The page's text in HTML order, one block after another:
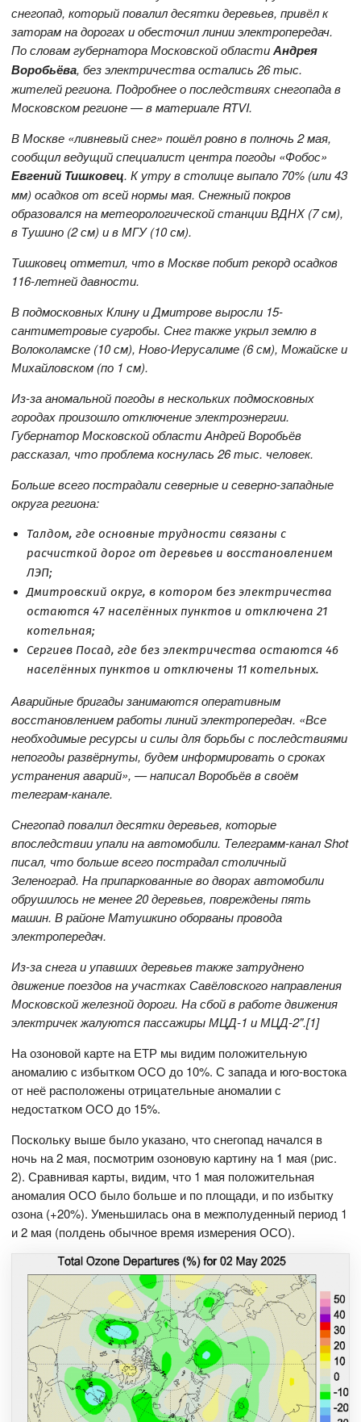
снегопад, который повалил десятки деревьев, привёл к
заторам на дорогах и обесточил линии электропередач.
По словам губернатора Московской областиАндрея
Воробьёва, без электричества остались 26 тыс.
жителей региона. Подробнее о последствиях снегопада в
Московском регионе — в материале RTVI.
В Москве «ливневый снег» пошёл ровно в полночь 2 мая,
сообщил ведущий специалист центра погоды «Фобос»
Евгений Тишковец. К утру в столице выпало 70% (или 43
мм) осадков от всей нормы мая. Снежный покров
образовался на метеорологической станции ВДНХ (7 см),
в Тушино (2 см) и в МГУ (10 см).
Тишковец отметил, что в Москве побит рекорд осадков
116-летней давности.
В подмосковных Клину и Дмитрове выросли 15-
сантиметровые сугробы. Снег также укрыл землю в
Волоколамске (10 см), Ново-Иерусалиме (6 см), Можайске и
Михайловском (по 1 см).
Из-за аномальной погоды в нескольких подмосковных
городах произошло отключение электроэнергии.
Губернатор Московской области Андрей Воробьёв
рассказал, что проблема коснулась 26 тыс. человек.
Больше всего пострадали северные и северно-западные
округа региона:
Талдом, где основные трудности связаны с
расчисткой дорог от деревьев и восстановлением
ЛЭП;
Дмитровский округ, в котором без электричества
остаются 47 населённых пунктов и отключена 21
котельная;
Сергиев Посад, где без электричества остаются 46
населённых пунктов и отключены 11 котельных.
Аварийные бригады занимаются оперативным
восстановлением работы линий электропередач. «Все
необходимые ресурсы и силы для борьбы с последствиями
непогоды развёрнуты, будем информировать о сроках
устранения аварий», — написал Воробьёв в своём
телеграм-канале.
Снегопад повалил десятки деревьев, которые
впоследствии упали на автомобили. Телеграмм-канал Shot
писал, что больше всего пострадал столичный
Зеленоград. На припаркованные во дворах автомобили
обрушилось не менее 20 деревьев, повреждены пять
машин. В районе Матушкино оборваны провода
электропередач.
Из-за снега и упавших деревьев также затруднено
движение поездов на участках Савёловского направления
Московской железной дороги. На сбой в работе движения
электричек жалуются пассажиры МЦД-1 и МЦД-2".[1]
На озоновой карте на ЕТР мы видим положительную
аномалию с избытком ОСО до 10%. С запада и юго-востока
от неё расположены отрицательные аномалии с
недостатком ОСО до 15%.
Поскольку выше было указано, что снегопад начался в
ночь на 2 мая, посмотрим озоновую картину на 1 мая (рис.
2). Сравнивая карты, видим, что 1 мая положительная
аномалия ОСО было больше и по площади, и по избытку
озона (+20%). Уменьшилась она в межполуденный период 1
и 2 мая (полдень обычное время измерения ОСО).